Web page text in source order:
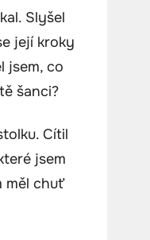
Slyšel
její kroky
jsem, co
šanci?
Cítil
jsem
měl chuť